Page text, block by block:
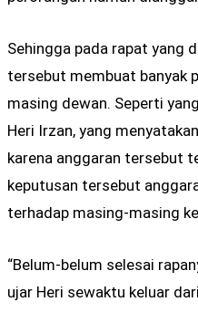
Sehingga pada rapat yang
tersebut membuat banyak
masing dewan. Seperti
Heri Irzan, yang
karena anggaran tersebut
keputusan tersebut
terhadap masing-masing
“Belum-belum selesai
ujar Heri sewaktu keluar